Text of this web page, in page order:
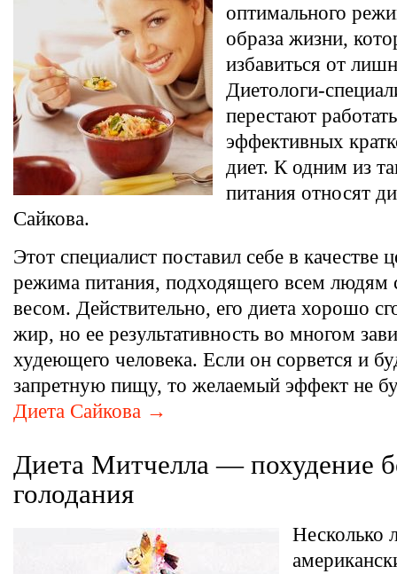
оптимального
образа жизни,
избавиться от
Диетологи-
перестают
эффективных
диет. К одним из
питания относят
Сайкова.
Этот специалист поставил себе в качестве
режима питания, подходящего всем людям
весом. Действительно, его диета хорошо
жир, но ее результативность во многом
худеющего человека. Если он сорвется и
запретную пищу, то желаемый эффект не
Диета Сайкова →
Диета Митчелла — похудение
голодания
Несколько